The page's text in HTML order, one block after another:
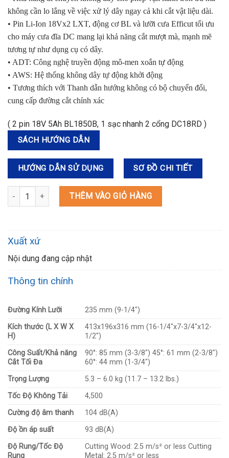
không cần lo lắng về việc xử lý dây ngay cả khi cắt vật liệu dài.
• Pin Li-Ion 18Vx2 LXT, động cơ BL và lưỡi cưa Efficut tối ưu
cho máy cưa đĩa DC mang lại khả năng cắt mượt mà, mạnh mẽ
tương tự như dụng cụ có dây.
• ADT: Công nghệ truyền động mô-men xoắn tự động
• AWS: Hệ thống không dây tự động khởi động
• Tương thích với Thanh dẫn hướng không có bộ chuyển đổi,
cung cấp đường cắt chính xác
( 2 pin 18V 5Ah BL1850B, 1 sạc nhanh 2 cổng DC18RD )
SÁCH HƯỚNG DẪN
HƯỚNG DẪN SỬ DỤNG SƠ ĐỒ CHI TIẾT
DHS900PT2 MÁY CƯA ĐĨA DÙNG PIN(235MM/AWS/BL)(18Vx2)
THÊM VÀO GIỎ HÀNG
Xuất xứ
Nội dung đang cập nhật
Thông tin chính
Đường Kính Lưỡi
235 mm (9-1/4″)
Kích thước (L X W X
H)
413x196x316 mm (16-1/4″x7-3/4″x12-
1/2″)
Công Suất/Khả năng
Cắt Tối Đa
90°: 85 mm (3-3/8″) 45°: 61 mm (2-3/8″)
60°: 44 mm (1-3/4″)
Trọng Lượng
5.3 – 6.0 kg (11.7 – 13.2 lbs.)
Tốc Độ Không Tải
4,500
Cường độ âm thanh
104 dB(A)
Độ ồn áp suất
93 dB(A)
Độ Rung/Tốc Độ
Rung
Cutting Wood: 2.5 m/s² or less Cutting
Metal: 2.5 m/s² or less